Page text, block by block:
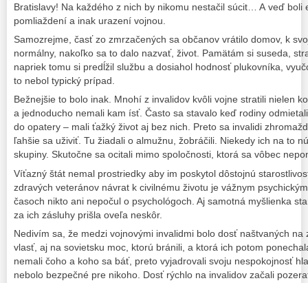
Bratislavy! Na každého z nich by nikomu nestačil súcit… A veď boli
pomliaždení a inak urazení vojnou.
Samozrejme, časť zo zmrzačených sa občanov vrátilo domov, k
normálny, nakoľko sa to dalo nazvať, život. Pamätám si suseda,
napriek tomu si predĺžil službu a dosiahol hodnosť plukovníka,
to nebol typický prípad.
Bežnejšie to bolo inak. Mnohí z invalidov kvôli vojne stratili nielen
a jednoducho nemali kam ísť. Často sa stavalo keď rodiny
do opatery – mali ťažký život aj bez nich. Preto sa invalidi
ľahšie sa uživiť. Tu žiadali o almužnu, žobráčili. Niekedy ich na to
skupiny. Skutočne sa ocitali mimo spoločnosti, ktorá sa vôbec
Víťazný štát nemal prostriedky aby im poskytol dôstojnú
zdravých veteránov návrat k civilnému životu je vážnym
časoch nikto ani nepočul o psychológoch. Aj samotná myšlienka
za ich zásluhy prišla oveľa neskôr.
Nedivím sa, že medzi vojnovými invalidmi bolo dosť naštvaných
vlasť, aj na sovietsku moc, ktorú bránili, a ktorá ich potom
nemali čoho a koho sa báť, preto vyjadrovali svoju nespokojnosť
nebolo bezpečné pre nikoho. Dosť rýchlo na invalidov začali